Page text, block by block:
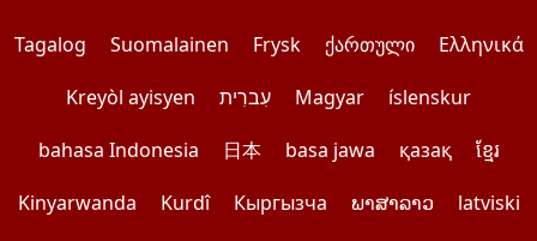
Tagalog
Suomalainen Frysk ქართული
Ελληνικά
Kreyòl ayisyen
עִברִית Magyar
íslenskur
bahasa Indonesia
日本 basa jawa қазақ
ខ្មែរ
Kinyarwanda
Kurdî Кыргызча ພາສາລາວ
latviski